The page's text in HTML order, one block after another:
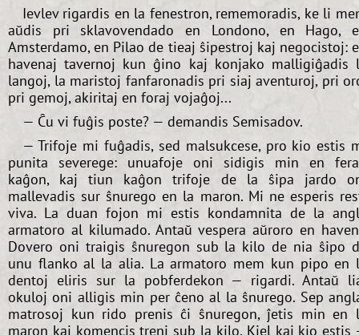
Ievlev rigardis en la fenestron, rememoradis, ke li
aŭdis pri sklavovendado en Londono, en Hago,
Amsterdamo, en Pilao de tieaj ŝipestroj kaj negocistoj:
havenaj tavernoj kun ĝino kaj konjako malligiĝadis
langoj, la maristoj fanfaronadis pri siaj aventuroj, pri
pri gemoj, akiritaj en foraj vojaĝoj...
— Ĉu vi fuĝis poste? — demandis Semisadov.
— Trifoje mi fuĝadis, sed malsukcese, pro kio estis
punita severege: unuafoje oni sidigis min en
kaĝon, kaj tiun kaĝon trifoje de la ŝipa jardo
mallevadis sur ŝnurego en la maron. Mi ne esperis
viva. La duan fojon mi estis kondamnita de la
armatoro al kilumado. Antaŭ vespera aŭroro en
Dovero oni traigis ŝnuregon sub la kilo de nia ŝipo
unu flanko al la alia. La armatoro mem kun pipo en
dentoj eliris sur la pobferdekon — rigardi. Antaŭ
okuloj oni alligis min per ĉeno al la ŝnurego. Sep
matrosoj kun rido prenis ĉi ŝnuregon, ĵetis min en
maron kaj komencis treni sub la kilo. Kiel kaj kio estis